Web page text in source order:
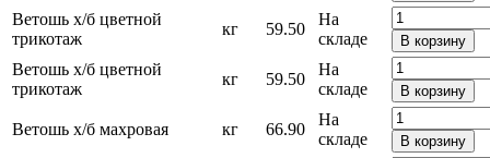
Ветошь х/б цветной
трикотаж
кг 59.50
На
складе
В корзину
Ветошь х/б цветной
трикотаж
кг 59.50
На
складе
В корзину
Ветошь х/б махровая кг 66.90
На
складе
В корзину